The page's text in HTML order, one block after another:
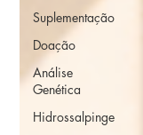
Suplementação
Doação
Análise
Genética
Hidrossalpinge